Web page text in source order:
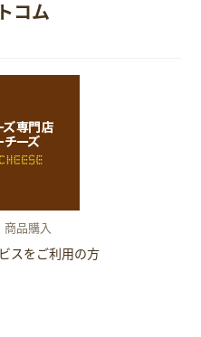
コム
品購入
スをご利用の方